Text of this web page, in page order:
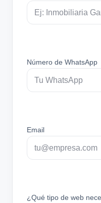
Número de WhatsApp
Email
¿Qué tipo de web